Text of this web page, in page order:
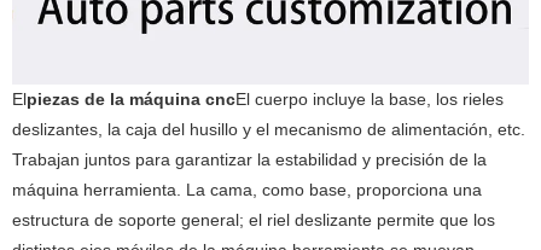
Elpiezas de la máquina cncEl cuerpo incluye la base, los rieles
deslizantes, la caja del husillo y el mecanismo de alimentación, etc.
Trabajan juntos para garantizar la estabilidad y precisión de la
máquina herramienta. La cama, como base, proporciona una
estructura de soporte general; el riel deslizante permite que los